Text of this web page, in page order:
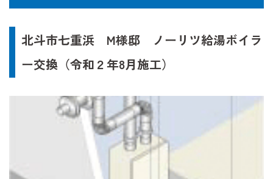
北斗市七重浜 M様邸 ノーリツ給湯ボイラ
ー交換（令和２年8月施工）